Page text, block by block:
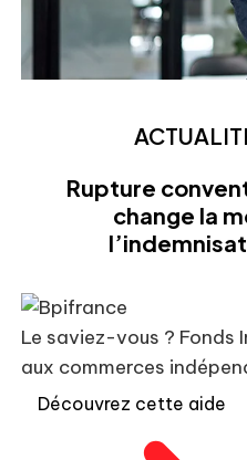
Rupture
change la
Le saviez-vous ? Fonds
aux commerces
Découvrez cette aide